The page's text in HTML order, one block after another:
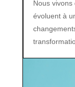
Nous
évoluent à